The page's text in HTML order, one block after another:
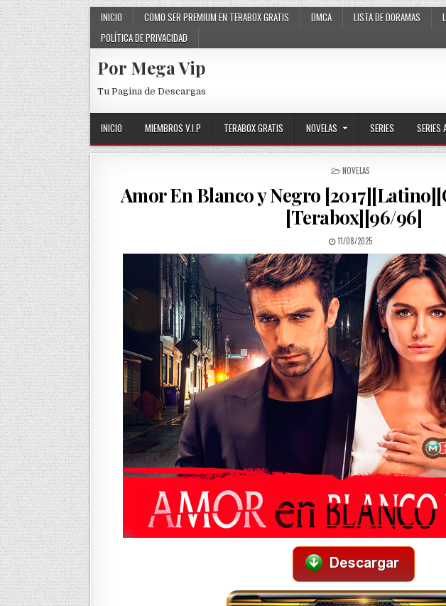
Skip to content INICIO COMO SER PREMIUM EN TERABOX GRATIS DMCA LISTA DE DORAMAS
POLÍTICA DE PRIVACIDAD
Por Mega Vip
Tu Pagina de Descargas
INICIO MIEMBROS V.I.P TERABOX GRATIS NOVELAS SERIES SERIES
POSTED IN
NOVELAS
Amor En Blanco y Negro
[Terabox][96/96]
PUBLISHED DATE:
11/08/2025